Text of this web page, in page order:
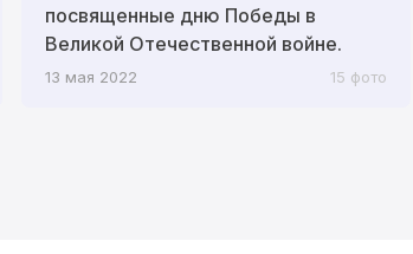
посвященные дню Победы в
Великой Отечественной войне.
13 мая 2022 15 фото